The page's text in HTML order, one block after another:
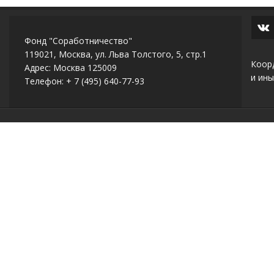
Фонд "Соработничество"
119021, Москва, ул. Льва Толстого, 5, стр.1
Адрес: Москва 125009
Телефон: + 7 (495) 640-77-93
и